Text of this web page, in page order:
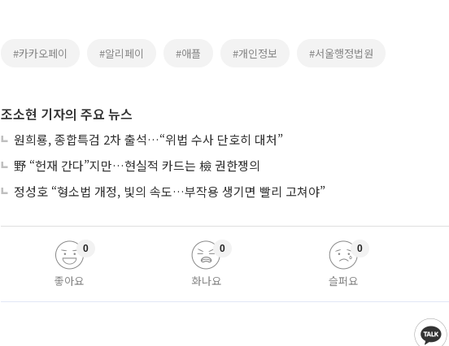
#카카오페이 #알리페이 #애플 #개인정보 #서울행정법원
조소현 기자의 주요 뉴스
원희룡, 종합특검 2차 출석…“위법 수사 단호히 대처”
野 “헌재 간다”지만…현실적 카드는 檢 권한쟁의
정성호 “형소법 개정, 빛의 속도…부작용 생기면 빨리 고쳐야”
좋아요
0
화나요
0
슬퍼요
0